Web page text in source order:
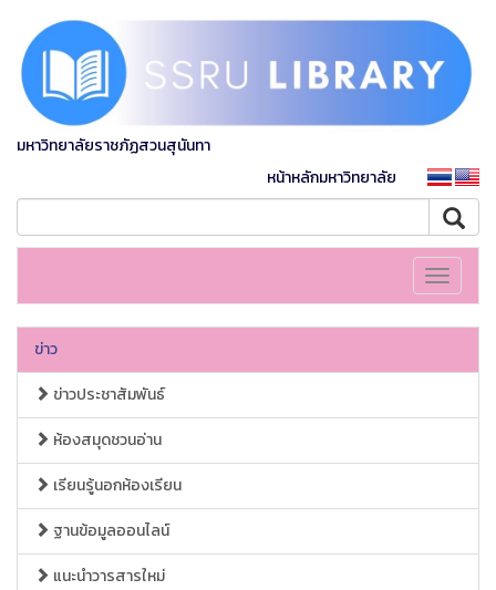
มหาวิทยาลัยราชภัฏสวนสุนันทา
หน้าหลักมหาวิทยาลัย
Toggle
ข่าว
ข่าวประชาสัมพันธ์
ห้องสมุดชวนอ่าน
เรียนรู้นอกห้องเรียน
ฐานข้อมูลออนไลน์
แนะนำวารสารใหม่